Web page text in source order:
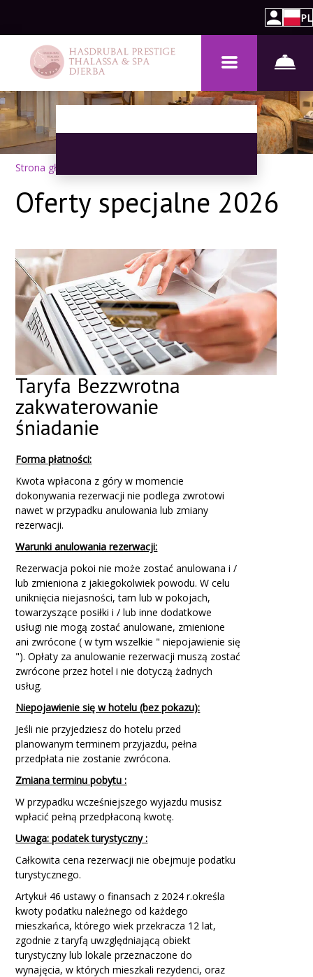
PL
Strona główna
Oferty specjalne 2026
Taryfa Bezzwrotna
zakwaterowanie
śniadanie
Forma płatności:
Kwota wpłacona z góry w momencie
dokonywania rezerwacji nie podlega zwrotowi
nawet w przypadku anulowania lub zmiany
rezerwacji.
Warunki anulowania rezerwacji:
Rezerwacja pokoi nie może zostać anulowana i /
lub zmieniona z jakiegokolwiek powodu. W celu
uniknięcia niejasności, tam lub w pokojach,
towarzyszące posiłki i / lub inne dodatkowe
usługi nie mogą zostać anulowane, zmienione
ani zwrócone ( w tym wszelkie " niepojawienie się
"). Opłaty za anulowanie rezerwacji muszą zostać
zwrócone przez hotel i nie dotyczą żadnych
usług.
Niepojawienie się w hotelu (bez pokazu):
Jeśli nie przyjedziesz do hotelu przed
planowanym terminem przyjazdu, pełna
przedpłata nie zostanie zwrócona.
Zmiana terminu pobytu :
W przypadku wcześniejszego wyjazdu musisz
wpłacić pełną przedpłaconą kwotę.
Uwaga: podatek turystyczny :
Całkowita cena rezerwacji nie obejmuje podatku
turystycznego.
Artykuł 46 ustawy o finansach z 2024 r.określa
kwoty podatku należnego od każdego
mieszkańca, którego wiek przekracza 12 lat,
zgodnie z taryfą uwzględniającą obiekt
turystyczny lub lokale przeznaczone do
wynajęcia, w których mieszkali rezydenci, oraz